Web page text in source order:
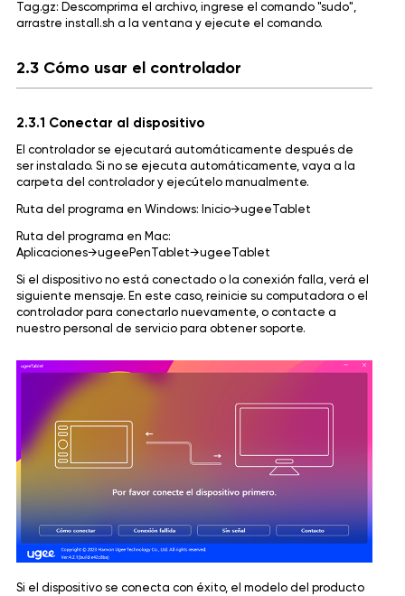
Tag.gz: Descomprima el archivo, ingrese el comando "sudo",
arrastre install.sh a la ventana y ejecute el comando.
2.3 Cómo usar el controlador
2.3.1 Conectar al dispositivo
El controlador se ejecutará automáticamente después de
ser instalado. Si no se ejecuta automáticamente, vaya a la
carpeta del controlador y ejecútelo manualmente.
Ruta del programa en Windows: Inicio→ugeeTablet
Ruta del programa en Mac:
Aplicaciones→ugeePenTablet→ugeeTablet
Si el dispositivo no está conectado o la conexión falla, verá el
siguiente mensaje. En este caso, reinicie su computadora o el
controlador para conectarlo nuevamente, o contacte a
nuestro personal de servicio para obtener soporte.
Si el dispositivo se conecta con éxito, el modelo del producto